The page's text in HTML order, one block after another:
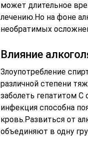
может длительное
лечению.Но на фоне
необратимых
Влияние
Злоупотребление
различной степени
заболеть гепатитом С
инфекция способна
кровь.Развиться от
объединяют в одну